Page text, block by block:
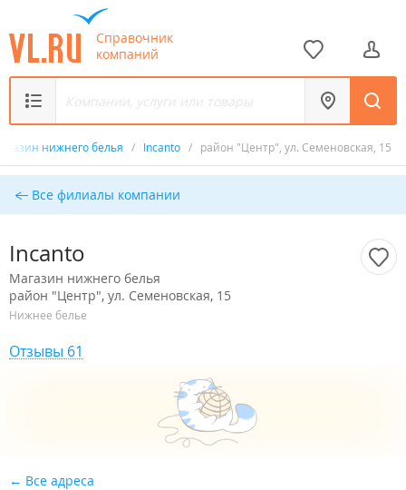
Справочник
компаний
нижнего белья / Incanto / район "Центр", ул. Семеновская, 15
Все филиалы компании
Incanto
Магазин нижнего белья
район "Центр", ул. Семеновская, 15
Нижнее белье
Отзывы 61
Все адреса